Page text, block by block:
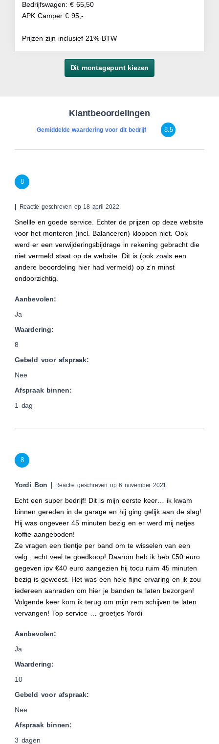
Bedrijfswagen: € 65,50
APK Camper € 95,-
Prijzen zijn inclusief 21% BTW
Dit montagepunt kiezen
Klantbeoordelingen
Gemiddelde waardering voor dit bedrijf 8.5
8
| Reactie geschreven op 18 april 2022
Snellle en goede service. Echter de prijzen op deze website
voor het monteren (incl. Balanceren) kloppen niet. Ook
werd er een verwijderingsbijdrage in rekening gebracht die
niet vermeld staat op de website. Dit is (ook zoals een
andere beoordeling hier had vermeld) op z’n minst
ondoorzichtig.
Aanbevolen:
Ja
Waardering:
8
Gebeld voor afspraak:
Nee
Afspraak binnen:
1 dag
8
Yordi Bon | Reactie geschreven op 6 november 2021
Echt een super bedrijf! Dit is mijn eerste keer… ik kwam
binnen gereden in de garage en hij ging gelijk aan de slag!
Hij was ongeveer 45 minuten bezig en er werd mij netjes
koffie aangeboden!
Ze vragen een tientje per band om te wisselen van een
velg , echt veel te goedkoop! Daarom heb ik heb €50 euro
gegeven ipv €40 euro aangezien hij tocu ruim 45 minuten
bezig is geweest. Het was een hele fijne ervaring en ik zou
iedereen aanraden om hier je banden te laten bezorgen!
Volgende keer kom ik terug om mijn rem schijven te laten
vervangen! Top service … groetjes Yordi
Aanbevolen:
Ja
Waardering:
10
Gebeld voor afspraak:
Nee
Afspraak binnen:
3 dagen